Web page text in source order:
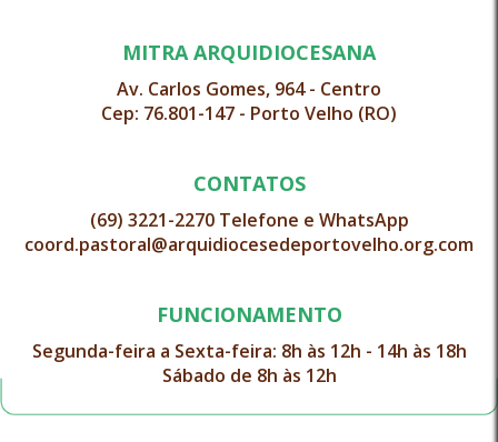
MITRA ARQUIDIOCESANA
Av. Carlos Gomes, 964 - Centro
Cep: 76.801-147 - Porto Velho (RO)
CONTATOS
(69) 3221-2270 Telefone e WhatsApp
coord.pastoral@arquidiocesedeportovelho.org.com
FUNCIONAMENTO
Segunda-feira a Sexta-feira: 8h às 12h - 14h às 18h
Sábado de 8h às 12h